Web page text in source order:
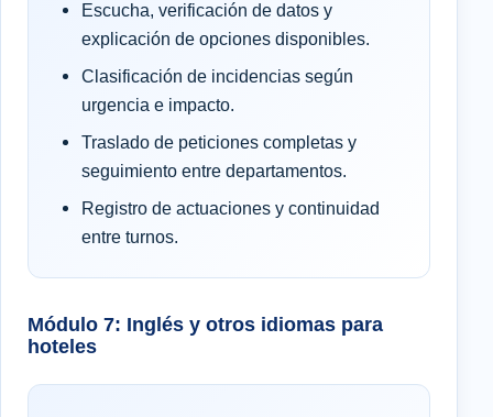
Escucha, verificación de datos y
explicación de opciones disponibles.
Clasificación de incidencias según
urgencia e impacto.
Traslado de peticiones completas y
seguimiento entre departamentos.
Registro de actuaciones y continuidad
entre turnos.
Módulo 7: Inglés y otros idiomas para
hoteles